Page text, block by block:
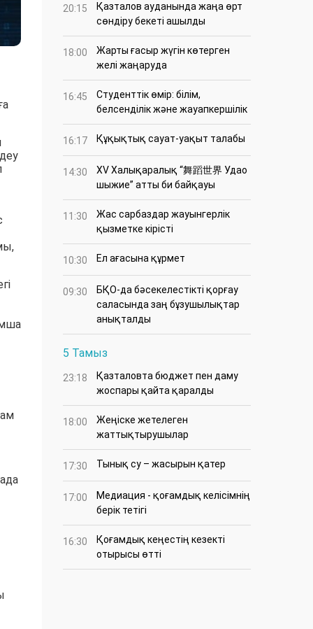
20:15
Қазталов ауданында жаңа өрт
сөндіру бекеті ашылды
18:00
Жарты ғасыр жүгін көтерген
желі жаңаруда
16:45
Студенттік өмір: білім,
белсенділік және жауапкершілік
16:17 Құқықтық сауат-уақыт талабы
14:30
XV Халықаралық “舞蹈世界 Удао
шыжие” атты би байқауы
11:30
Жас сарбаздар жауынгерлік
қызметке кірісті
10:30 Ел ағасына құрмет
09:30
БҚО-да бәсекелестікті қорғау
саласында заң бұзушылықтар
анықталды
5 Тамыз
23:18
Қазталовта бюджет пен даму
жоспары қайта қаралды
18:00
Жеңіске жетелеген
жаттықтырушылар
17:30 Тынық су – жасырын қатер
17:00
Медиация - қоғамдық келісімнің
берік тетігі
16:30
Қоғамдық кеңестің кезекті
отырысы өтті